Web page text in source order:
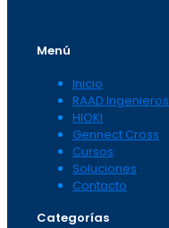
Menú
Inicio
RAAD Ingenieros
HIOKI
Gennect Cross
Cursos
Soluciones
Contacto
Categorías